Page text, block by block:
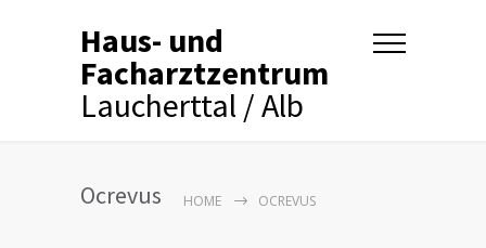
Haus- und
Facharztzentrum
Laucherttal / Alb
Ocrevus HOME OCREVUS